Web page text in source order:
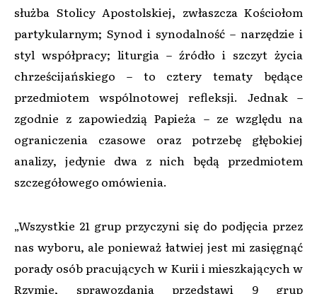
służba Stolicy Apostolskiej, zwłaszcza Kościołom
partykularnym; Synod i synodalność – narzędzie i
styl współpracy; liturgia – źródło i szczyt życia
chrześcijańskiego – to cztery tematy będące
przedmiotem wspólnotowej refleksji. Jednak –
zgodnie z zapowiedzią Papieża – ze względu na
ograniczenia czasowe oraz potrzebę głębokiej
analizy, jedynie dwa z nich będą przedmiotem
szczegółowego omówienia.
„Wszystkie 21 grup przyczyni się do podjęcia przez
nas wyboru, ale ponieważ łatwiej jest mi zasięgnąć
porady osób pracujących w Kurii i mieszkających w
Rzymie, sprawozdania przedstawi 9 grup